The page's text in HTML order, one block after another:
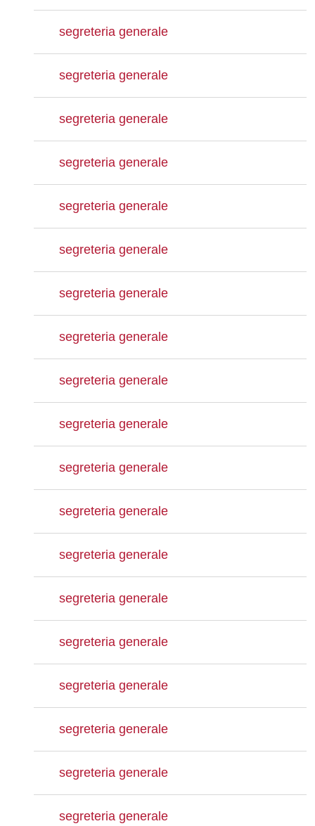
segreteria generale
segreteria generale
segreteria generale
segreteria generale
segreteria generale
segreteria generale
segreteria generale
segreteria generale
segreteria generale
segreteria generale
segreteria generale
segreteria generale
segreteria generale
segreteria generale
segreteria generale
segreteria generale
segreteria generale
segreteria generale
segreteria generale